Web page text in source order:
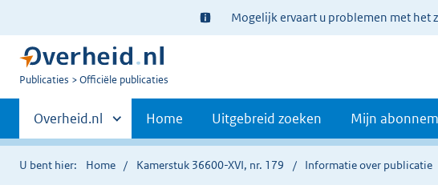
Ter
informatie:
Mogelijk ervaart u problemen met het
U
Publicaties Officiële publicaties
Primaire
navigatie
Andere
sites
binnen
Overheid.nl Home Uitgebreid zoeken Mijn
U bent hier: Home Kamerstuk 36600-XVI, nr. 179 Informatie over publicatie